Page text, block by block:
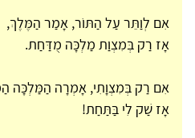
אִם לְוַתֵּר עַל הַתּוֹר, אָמַר הַמֶּלֶךְ,
אָז רַק בְּמִצְוַת מַלְכָּה מֻדַּחַת.
אִם רַק בְּמִצְוָתִי, אָמְרָה הַמַּלְכָּה
אָז שַׁק לִי בַּתַּחַת!